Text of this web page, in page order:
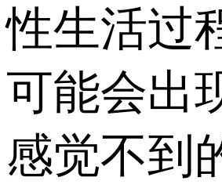
性生活过
可能会出
感觉不到